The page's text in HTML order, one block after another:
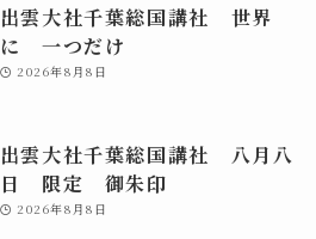
出雲大社千葉総国講社 世界
に 一つだけ
2026年8月8日
出雲大社千葉総国講社 八月八
日 限定 御朱印
2026年8月8日